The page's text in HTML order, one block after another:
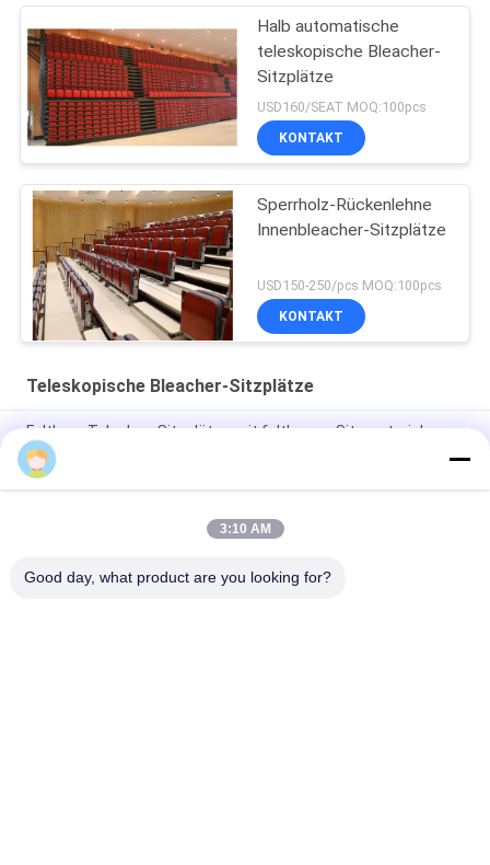
Halb automatische
teleskopische Bleacher-
Sitzplätze
USD160/SEAT MOQ:100pcs
KONTAKT
Sperrholz-Rückenlehne
Innenbleacher-Sitzplätze
USD150-250/pcs MOQ:100pcs
KONTAKT
Teleskopische Bleacher-Sitzplätze
Faltbare Teleskop-Sitzplätze mit faltbarem Sitzmaterial
Teleskopisch abgestufte Bleacher mit Gang und
Handschraubern
Teleskopische Bleacher mit Stoffsitz auf Stahlplattform für
3:10 AM
Good day, what product are you looking for?